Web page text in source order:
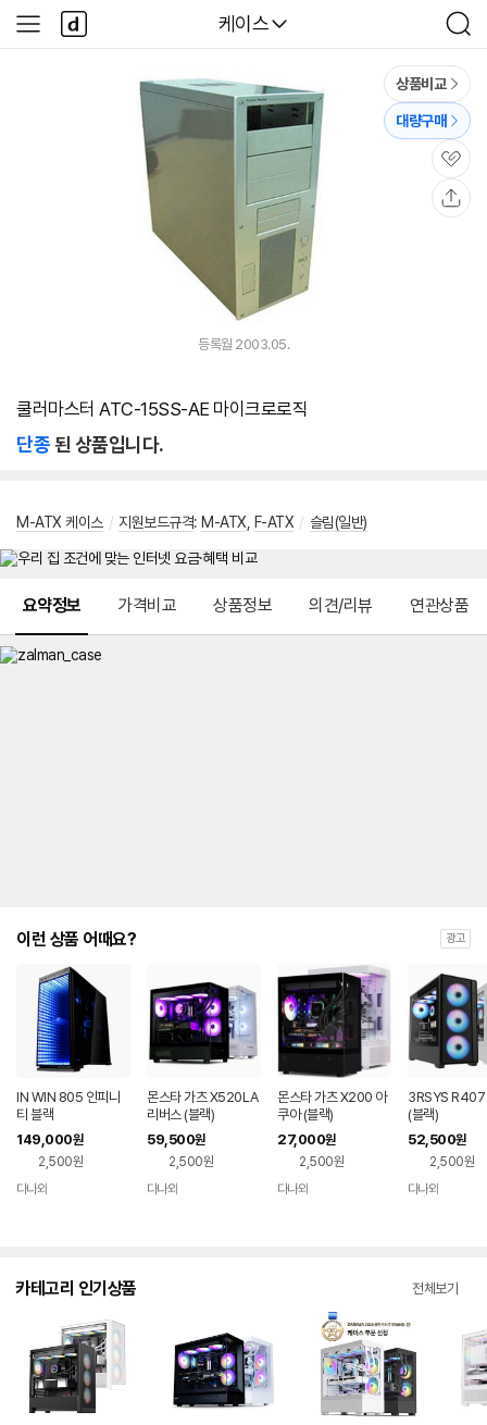
다나와
케이스
검
색
사
이
다
나
와
상품비교
대량구매
관
심
등록월 2003.05.
쿨러마스터 ATC-15SS-AE 마이크로로직
단종된 상품입니다.
M-ATX 케이스 / 지원보드규격: M-ATX F-ATX / 슬림(일반)
요약정보 가격비교 상품정보 의견/리뷰 연관상품
이런 상품 어때요? 광고
IN WIN 805 인피니
티 블랙
149,000원
2,500원
다나와
몬스타 가츠 X520LA
리버스 (블랙)
59,500원
2,500원
다나와
몬스타 가츠 X200 아
쿠아 (블랙)
27,000원
2,500원
다나와
3RSYS R407
(블랙)
52,500원
2,500원
다나와
카테고리 인기상품 전체보기